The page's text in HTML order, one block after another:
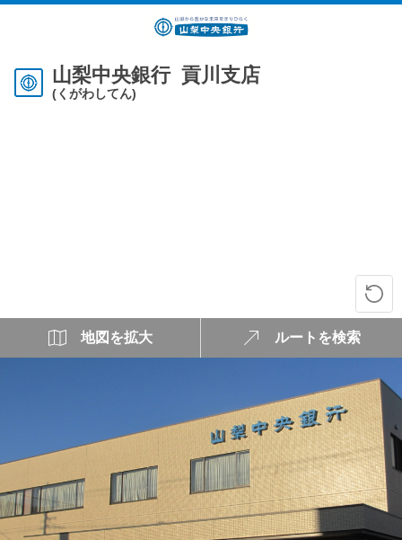
山梨中央銀行 貢川支店
(くがわしてん)
地図を拡大 ルートを検索